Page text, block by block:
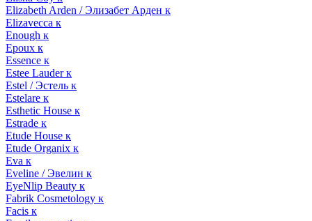
Elizabeth Arden / Элизабет Арден к
Elizavecca к
Enough к
Epoux к
Essence к
Estee Lauder к
Estel / Эстель к
Estelare к
Esthetic House к
Estrade к
Etude House к
Etude Organix к
Eva к
Eveline / Эвелин к
EyeNlip Beauty к
Fabrik Cosmetology к
Facis к